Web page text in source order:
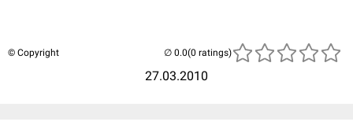
© Copyright
27.03.2010
(0 ratings)